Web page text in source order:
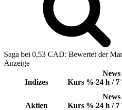
Saga bei 0,53 CAD: Bewertet der
Anzeige
Indizes Kurs %
News
24 h / 7
Aktien Kurs %
News
24 h / 7